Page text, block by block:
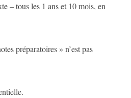
– tous les 1 ans et 10 mois, en
préparatoires » n’est pas